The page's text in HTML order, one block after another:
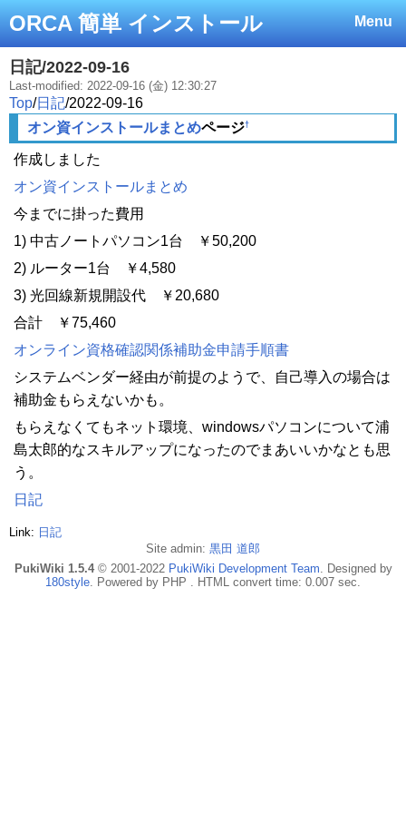
Menu
ORCA 簡単 インストール
日記/2022-09-16
Last-modified: 2022-09-16 (金) 12:30:27
Top/日記/2022-09-16
オン資インストールまとめページ†
作成しました
オン資インストールまとめ
今までに掛った費用
1) 中古ノートパソコン1台 ￥50,200
2) ルーター1台 ￥4,580
3) 光回線新規開設代 ￥20,680
合計 ￥75,460
オンライン資格確認関係補助金申請手順書
システムベンダー経由が前提のようで、自己導入の場合は
補助金もらえないかも。
もらえなくてもネット環境、windowsパソコンについて浦
島太郎的なスキルアップになったのでまあいいかなとも思
う。
日記
Link: 日記
Site admin: 黒田 道郎
PukiWiki 1.5.4© 2001-2022 PukiWiki Development Team. Designed by
180style. Powered by PHP . HTML convert time: 0.007 sec.